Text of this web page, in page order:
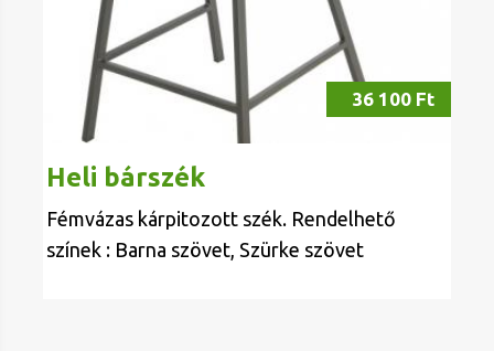
36 100 Ft
Heli bárszék
Fémvázas kárpitozott szék. Rendelhető
színek : Barna szövet, Szürke szövet